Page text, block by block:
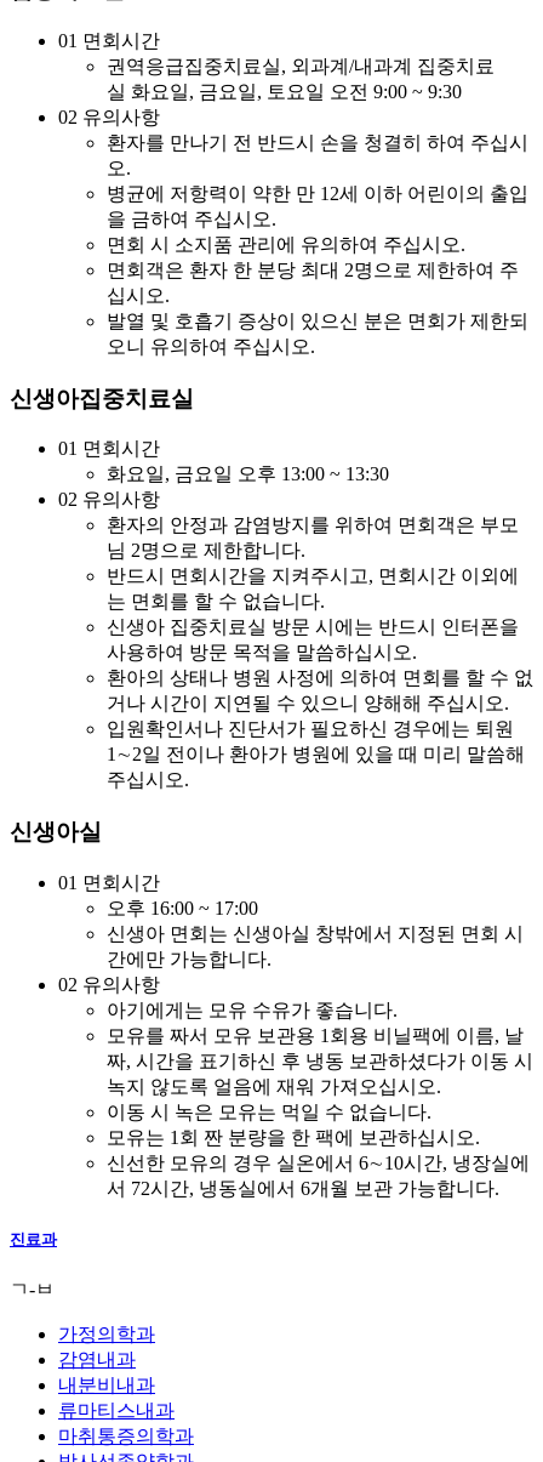
01 면회시간
권역응급집중치료실, 외과계/내과계 집중치료
실 화요일, 금요일, 토요일 오전 9:00 ~ 9:30
02 유의사항
환자를 만나기 전 반드시 손을 청결히 하여 주십시
오.
병균에 저항력이 약한 만 12세 이하 어린이의 출입
을 금하여 주십시오.
면회 시 소지품 관리에 유의하여 주십시오.
면회객은 환자 한 분당 최대 2명으로 제한하여 주
십시오.
발열 및 호흡기 증상이 있으신 분은 면회가 제한되
오니 유의하여 주십시오.
신생아집중치료실
01 면회시간
화요일, 금요일 오후 13:00 ~ 13:30
02 유의사항
환자의 안정과 감염방지를 위하여 면회객은 부모
님 2명으로 제한합니다.
반드시 면회시간을 지켜주시고, 면회시간 이외에
는 면회를 할 수 없습니다.
신생아 집중치료실 방문 시에는 반드시 인터폰을
사용하여 방문 목적을 말씀하십시오.
환아의 상태나 병원 사정에 의하여 면회를 할 수 없
거나 시간이 지연될 수 있으니 양해해 주십시오.
입원확인서나 진단서가 필요하신 경우에는 퇴원
1∼2일 전이나 환아가 병원에 있을 때 미리 말씀해
주십시오.
신생아실
01 면회시간
오후 16:00 ~ 17:00
신생아 면회는 신생아실 창밖에서 지정된 면회 시
간에만 가능합니다.
02 유의사항
아기에게는 모유 수유가 좋습니다.
모유를 짜서 모유 보관용 1회용 비닐팩에 이름, 날
짜, 시간을 표기하신 후 냉동 보관하셨다가 이동 시
녹지 않도록 얼음에 재워 가져오십시오.
이동 시 녹은 모유는 먹일 수 없습니다.
모유는 1회 짠 분량을 한 팩에 보관하십시오.
신선한 모유의 경우 실온에서 6∼10시간, 냉장실에
서 72시간, 냉동실에서 6개월 보관 가능합니다.
진료과
ㄱ-ㅂ
가정의학과
감염내과
내분비내과
류마티스내과
마취통증의학과